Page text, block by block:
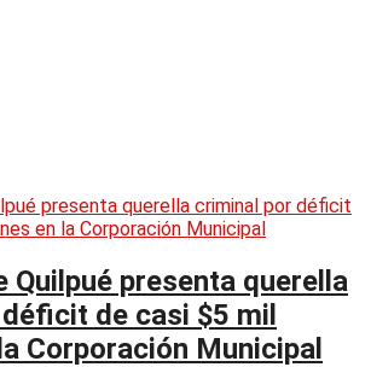
Quilpué presenta querella
de casi $5 mil
Corporación Municipal